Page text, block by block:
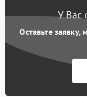
У Вас
Оставьте